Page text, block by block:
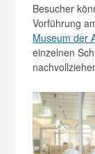
Besucher
Vorführung
Museum der
einzelnen